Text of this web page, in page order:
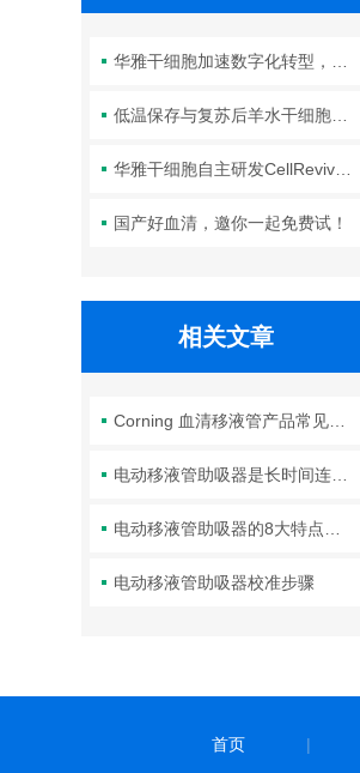
低温保存与复苏后羊水干细胞培养基的选择要点：维持细胞活性的关键因素
华雅干细胞自主研发CellRevive Supplement细胞急救万能添加剂正式开售
国产好血清，邀你一起免费试！
相关文章
Corning 血清移液管产品常见问题
电动移液管助吸器是长时间连续移取样品的理想选择
电动移液管助吸器校准步骤
首页 |